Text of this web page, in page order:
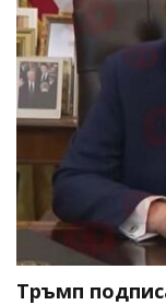
Тръмп